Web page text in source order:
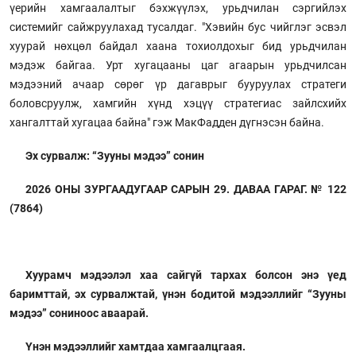
үерийн хамгаалалтыг бэхжүүлэх, урьдчилан сэргийлэх
системийг сайжруулахад тусалдаг. "Хэвийн бус чийглэг эсвэл
хуурай нөхцөл байдал хаана тохиолдохыг бид урьдчилан
мэдэж байгаа. Урт хугацааны цаг агаарын урьдчилсан
мэдээний ачаар сөрөг үр дагаврыг бууруулах стратеги
боловсруулж, хамгийн хүнд хэцүү стратегиас зайлсхийх
хангалттай хугацаа байна" гэж МакФадден дүгнэсэн байна.
Эх сурвалж: “Зууны мэдээ” сонин
2026 ОНЫ ЗУРГААДУГААР САРЫН 29. ДАВАА ГАРАГ. № 122
(7864)
Хуурамч мэдээлэл хаа сайгүй тархах болсон энэ үед
баримттай, эх сурвалжтай, үнэн бодитой мэдээллийг “Зууны
мэдээ” сониноос аваарай.
Үнэн мэдээллийг хамтдаа хамгаалцгаая.